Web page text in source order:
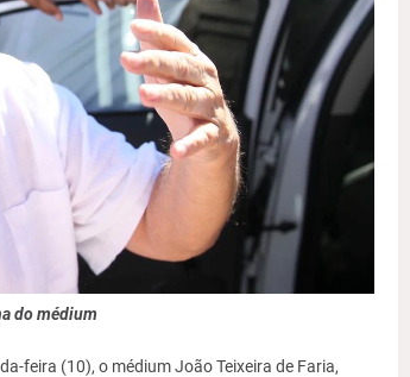
do médium
feira (10), o médium João Teixeira de Faria,